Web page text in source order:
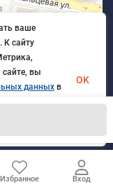
защищены
Избранное Вход
ваше
К cайту
вы
данных в
OK